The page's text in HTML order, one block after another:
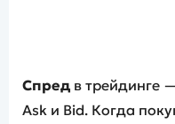
Спред в трейдинге
Ask и Bid. Когда